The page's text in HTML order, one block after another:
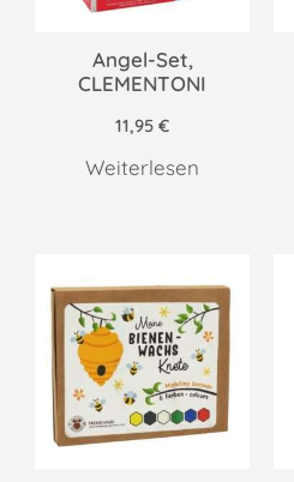
Angel-Set,
CLEMENTONI
11,95€
Weiterlesen